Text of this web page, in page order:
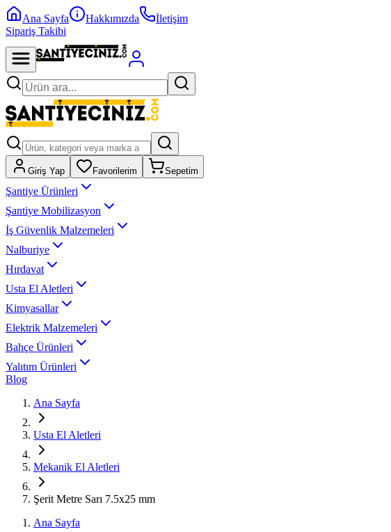
Ana Sayfa Hakkımızda
İletişim
Sipariş Takibi
Giriş Yap Favorilerim Sepetim
Şantiye Ürünleri
Şantiye Mobilizasyon
İş Güvenlik Malzemeleri
Nalburiye
Hırdavat
Usta El Aletleri
Kimyasallar
Elektrik Malzemeleri
Bahçe Ürünleri
Yalıtım Ürünleri
Blog
Ana Sayfa
Usta El Aletleri
Mekanik El Aletleri
Şerit Metre Sarı 7.5x25 mm
Ana Sayfa